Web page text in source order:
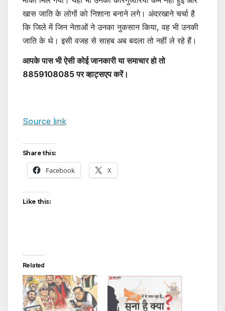
खास जाति के लोगों को निशाना बनाने लगे। अंदरखाने चर्चा है
कि जिले में जिन नेताओं ने उनका नुकसान किया, वह भी उनकी
जाति के थे। इसी वजह से साहब अब बदला तो नहीं ले रहे हैं।
आपके पास भी ऐसी कोई जानकारी या समाचार हो तो
8859108085 पर व्हाट्सएप करें।
Source link
Share this:
Facebook X
Like this:
Related